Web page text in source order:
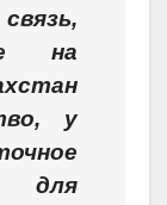
на
у
для